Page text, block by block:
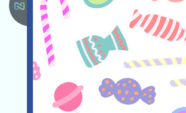
NEXYS正在空投，這是一個基於
項目，打开活动页面，自行儘調
完善并提交表单，參與志願者活
关联:需申请 ETH/ERC/EVM
重要程度: ★★☆2.5 查